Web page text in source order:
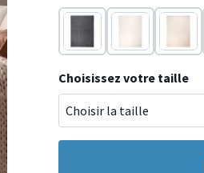
AntraciteBlanc Crème
Choisissez votre taille